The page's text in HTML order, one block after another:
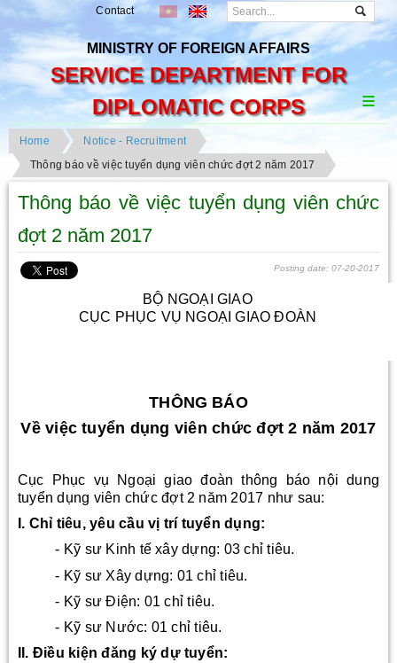
Contact
MINISTRY OF FOREIGN AFFAIRS
SERVICE DEPARTMENT FOR
DIPLOMATIC CORPS
Home
Notice - Recruitment
Thông báo về việc tuyển dụng viên chức đợt 2 năm 2017
Thông báo về việc tuyển dụng viên chức
đợt 2 năm 2017
Posting date: 07-20-2017
BỘ NGOẠI GIAO
CỤC PHỤC VỤ NGOẠI GIAO ĐOÀN
THÔNG BÁO
Về việc tuyển dụng viên chức đợt 2 năm 2017
Cục Phục vụ Ngoại giao đoàn thông báo nội dung
tuyển dụng viên chức đợt 2 năm 2017 như sau:
I. Chỉ tiêu, yêu cầu vị trí tuyển dụng:
- Kỹ sư Kinh tế xây dựng: 03 chỉ tiêu.
- Kỹ sư Xây dựng: 01 chỉ tiêu.
- Kỹ sư Điện: 01 chỉ tiêu.
- Kỹ sư Nước: 01 chỉ tiêu.
II. Điều kiện đăng ký dự tuyển: